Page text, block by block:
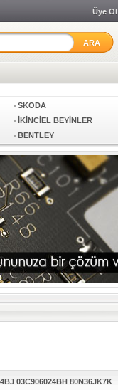
Üye Ol
SKODA
İKİNCİEL BEYİNLER
BENTLEY
CHIPTUNING
SKODA
İKİNCİEL BEYİNLER
BENTLEY
03C906024BH 80N36JK7K